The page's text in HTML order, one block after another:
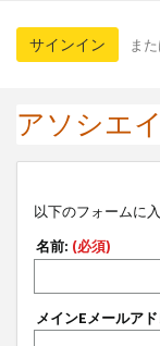
サインイン ま
アソシエ
以下のフォームに
名前: (必須)
メインEメールアド